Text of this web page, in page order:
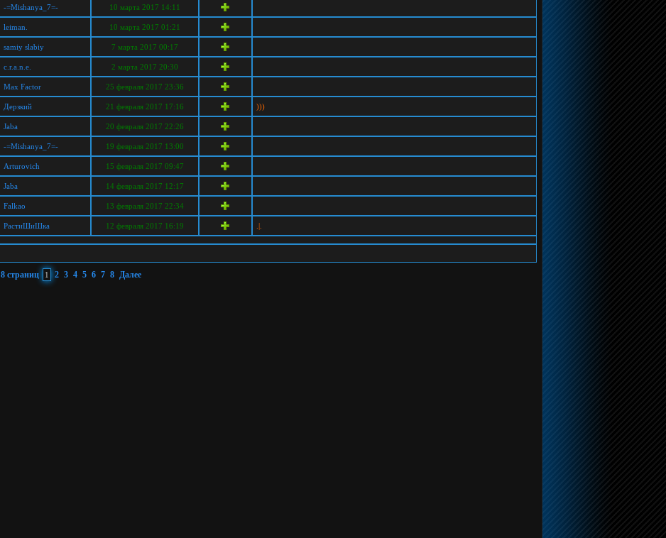
-=Mishanya_7=- 10 марта 2017 14:11
leiman. 10 марта 2017 01:21
samiy slabiy 7 марта 2017 00:17
c.r.a.n.e. 2 марта 2017 20:30
Max Factor 25 февраля 2017 23:36
Дерзкий 21 февраля 2017 17:16 )))
Jaba 20 февраля 2017 22:26
-=Mishanya_7=- 19 февраля 2017 13:00
Arturovich 15 февраля 2017 09:47
Jaba 14 февраля 2017 12:17
Falkao 13 февраля 2017 22:34
РастиШиШка 12 февраля 2017 16:19 .|.
8 страниц 1 2 3 4 5 6 7 8 Далее